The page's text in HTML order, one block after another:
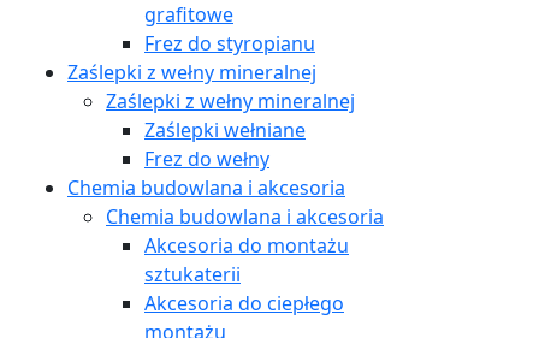
grafitowe
Frez do styropianu
Zaślepki z wełny mineralnej
Zaślepki z wełny mineralnej
Zaślepki wełniane
Frez do wełny
Chemia budowlana i akcesoria
Chemia budowlana i akcesoria
Akcesoria do montażu
sztukaterii
Akcesoria do ciepłego
montażu